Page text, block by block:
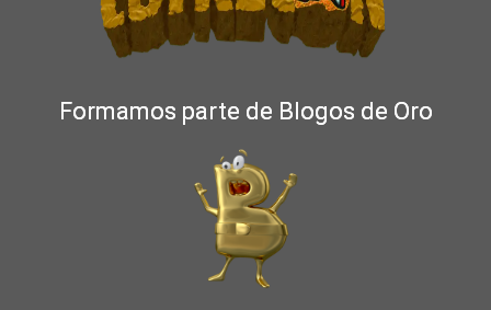
Formamos parte de Blogos de Oro